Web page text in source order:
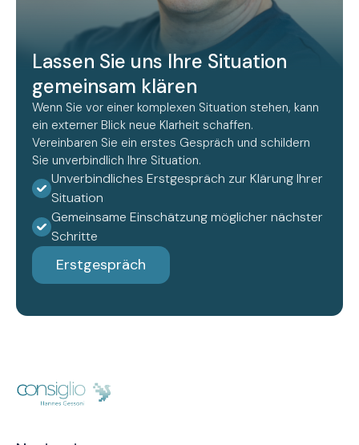
Lassen Sie uns Ihre Situation
gemeinsam klären
Wenn Sie vor einer komplexen Situation stehen, kann
ein externer Blick neue Klarheit schaffen.
Vereinbaren Sie ein erstes Gespräch und schildern
Sie unverbindlich Ihre Situation.
Unverbindliches Erstgespräch zur Klärung Ihrer
Situation
Gemeinsame Einschätzung möglicher nächster
Schritte
Erstgespräch